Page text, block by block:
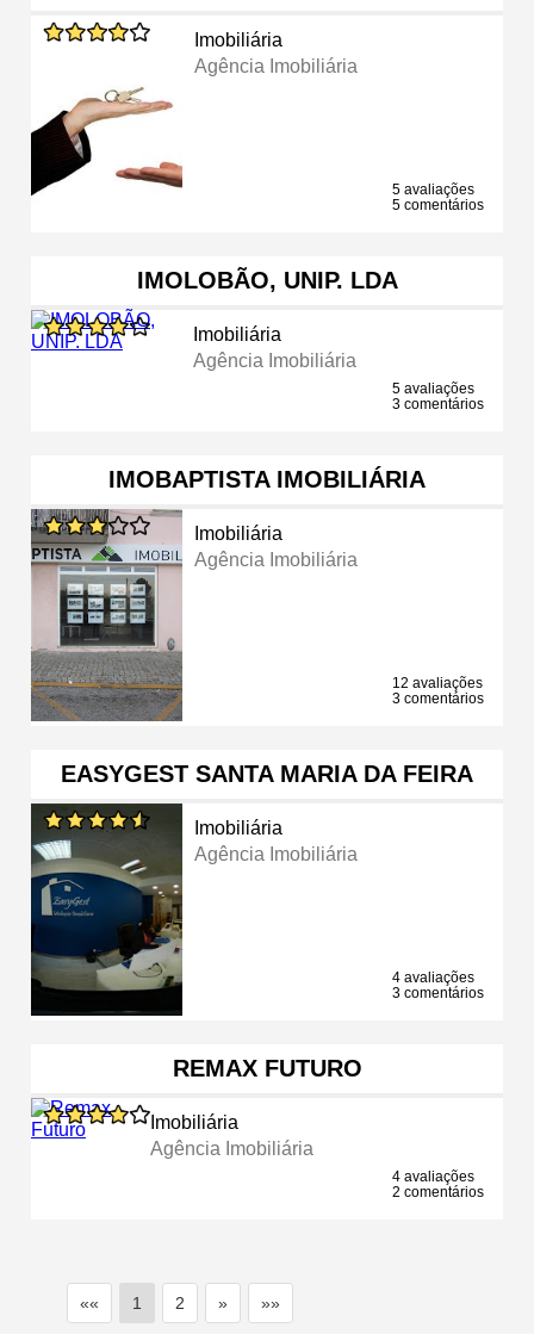
Imobiliária
Agência Imobiliária
5 avaliações
5 comentários
IMOLOBÃO, UNIP. LDA
Imobiliária
Agência Imobiliária
5 avaliações
3 comentários
IMOBAPTISTA IMOBILIÁRIA
Imobiliária
Agência Imobiliária
12 avaliações
3 comentários
EASYGEST SANTA MARIA DA FEIRA
Imobiliária
Agência Imobiliária
4 avaliações
3 comentários
REMAX FUTURO
Imobiliária
Agência Imobiliária
4 avaliações
2 comentários
«« 1 2 » »»